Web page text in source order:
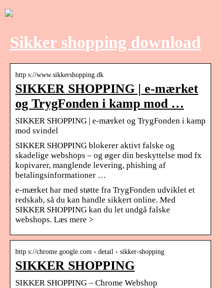
Sikker shopping download
http s://www.sikkershopping.dk
SIKKER SHOPPING | e-mærket
og TrygFonden i kamp mod …
SIKKER SHOPPING | e-mærket og TrygFonden i kamp
mod svindel
SIKKER SHOPPING blokerer aktivt falske og
skadelige webshops – og øger din beskyttelse mod fx
kopivarer, manglende levering, phishing af
betalingsinformationer …
e-mærket har med støtte fra TrygFonden udviklet et
redskab, så du kan handle sikkert online. Med
SIKKER SHOPPING kan du let undgå falske
webshops. Læs mere >
http s://chrome.google.com › detail › sikker-shopping
SIKKER SHOPPING
SIKKER SHOPPING – Chrome Webshop